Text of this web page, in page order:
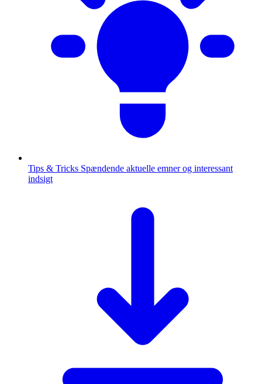
Tips & Tricks Spændende aktuelle emner og interessant
indsigt